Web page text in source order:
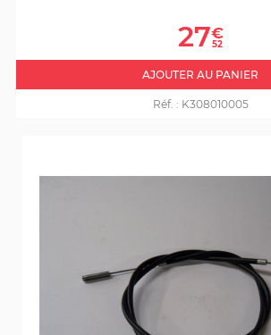
Prix
27€
52
AJOUTER AU PANIER
Réf. : K308010005